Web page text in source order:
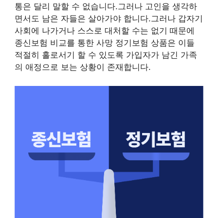
통은 달리 말할 수 없습니다.그러나 고인을 생각하
면서도 남은 자들은 살아가야 합니다.그러나 갑자기
사회에 나가거나 스스로 대처할 수는 없기 때문에
종신보험 비교를 통한 사망 정기보험 상품은 이들
적절히 홀로서기 할 수 있도록 가입자가 남긴 가족
의 애정으로 보는 상황이 존재합니다.